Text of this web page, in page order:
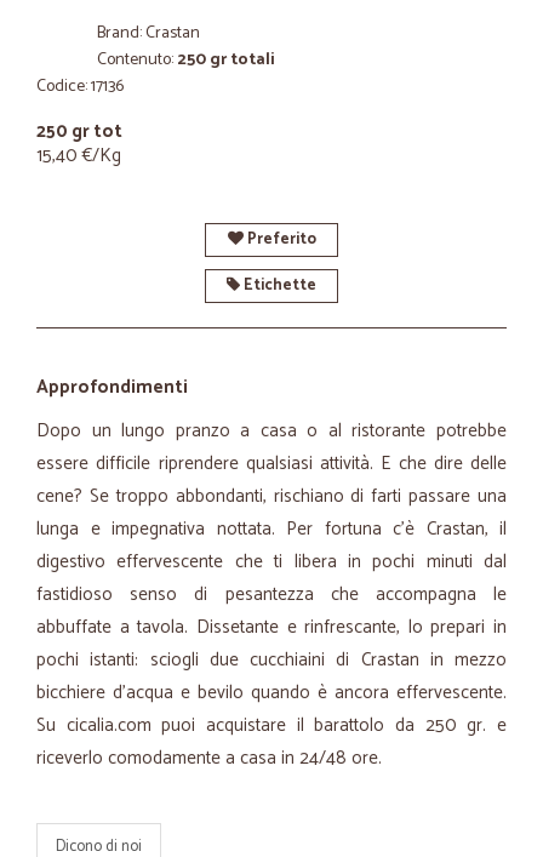
Brand: Crastan
Contenuto:250 gr totali
Codice: 17136
250 gr tot
15,40 €/Kg
Preferito
Etichette
Approfondimenti
Dopo un lungo pranzo a casa o al ristorante potrebbe
essere difficile riprendere qualsiasi attività. E che dire delle
cene? Se troppo abbondanti, rischiano di farti passare una
lunga e impegnativa nottata. Per fortuna c’è Crastan, il
digestivo effervescente che ti libera in pochi minuti dal
fastidioso senso di pesantezza che accompagna le
abbuffate a tavola. Dissetante e rinfrescante, lo prepari in
pochi istanti: sciogli due cucchiaini di Crastan in mezzo
bicchiere d’acqua e bevilo quando è ancora effervescente.
Su cicalia.com puoi acquistare il barattolo da 250 gr. e
riceverlo comodamente a casa in 24/48 ore.
Dicono di noi